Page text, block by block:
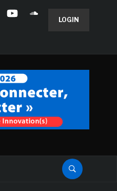
LOGIN